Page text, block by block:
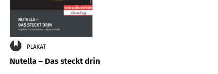
PLAKAT
Nutella – Das steckt drin